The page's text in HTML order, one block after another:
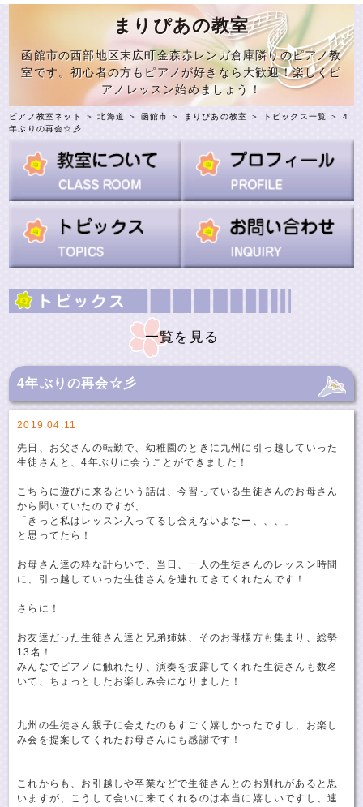
まりぴあの教室
函館市の西部地区末広町金森赤レンガ倉庫隣りのピアノ教
室です。初心者の方もピアノが好きなら大歓迎！楽しくピ
アノレッスン始めましょう！
ピアノ教室ネット ＞北海道 ＞ 函館市 ＞ まりぴあの教室 ＞ トピックス一覧
＞ 4
年ぶりの再会☆彡
一覧を見る
4年ぶりの再会☆彡
2019.04.11
先日、お父さんの転勤で、幼稚園のときに九州に引っ越していった
生徒さんと、4年ぶりに会うことができました！
こちらに遊びに来るという話は、今習っている生徒さんのお母さん
から聞いていたのですが、
「きっと私はレッスン入ってるし会えないよなー、、、」
と思ってたら！
お母さん達の粋な計らいで、当日、一人の生徒さんのレッスン時間
に、引っ越していった生徒さんを連れてきてくれたんです！
さらに！
お友達だった生徒さん達と兄弟姉妹、そのお母様方も集まり、総勢
13名！
みんなでピアノに触れたり、演奏を披露してくれた生徒さんも数名
いて、ちょっとしたお楽しみ会になりました！
九州の生徒さん親子に会えたのもすごく嬉しかったですし、お楽し
み会を提案してくれたお母さんにも感謝です！
これからも、お引越しや卒業などで生徒さんとのお別れがあると思
いますが、こうして会いに来てくれるのは本当に嬉しいですし、連